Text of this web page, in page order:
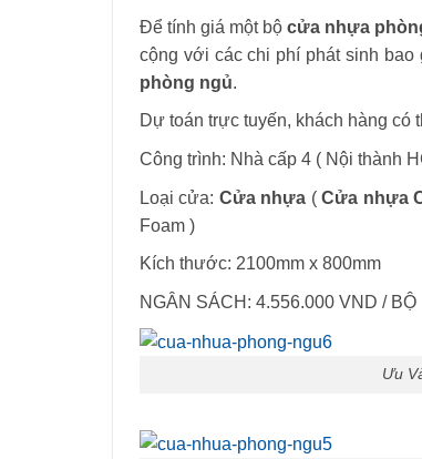
Để tính giá một bộ cửa nhựa
cộng với các chi phí phát sinh
phòng ngủ.
Dự toán trực tuyến, khách hàng có
Công trình: Nhà cấp 4 ( Nội thành
Loại cửa: Cửa nhựa (Cửa nhựa
Foam )
Kích thước: 2100mm x 800mm
NGÂN SÁCH: 4.556.000 VND / BỘ
Ưu